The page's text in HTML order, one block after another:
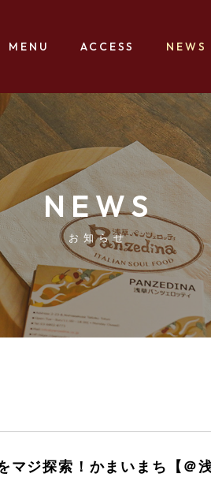
MENU ACCESS NEWS
NEWS
お知らせ
マジ探索！かまいまち【＠